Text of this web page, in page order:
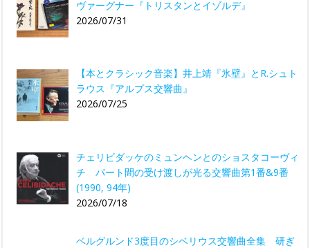
ヴァーグナー『トリスタンとイゾルデ』
2026/07/31
【本とクラシック音楽】井上靖『氷壁』とR.シュト
ラウス『アルプス交響曲』
2026/07/25
チェリビダッケのミュンヘンとのショスタコーヴィ
チ パート間の受け渡しが光る交響曲第1番&9番
(1990, 94年)
2026/07/18
ベルグルンド3度目のシベリウス交響曲全集 研ぎ